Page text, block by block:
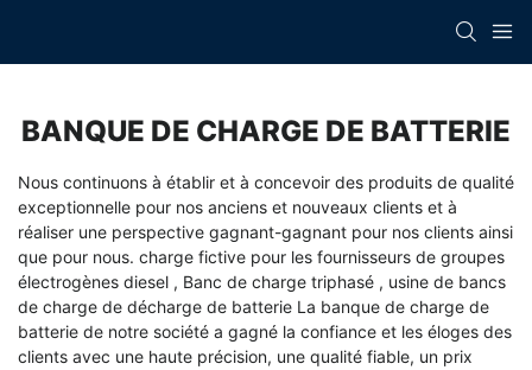
BANQUE DE CHARGE DE BATTERIE
Nous continuons à établir et à concevoir des produits de qualité
exceptionnelle pour nos anciens et nouveaux clients et à
réaliser une perspective gagnant-gagnant pour nos clients ainsi
que pour nous. charge fictive pour les fournisseurs de groupes
électrogènes diesel , Banc de charge triphasé , usine de bancs
de charge de décharge de batterie La banque de charge de
batterie de notre société a gagné la confiance et les éloges des
clients avec une haute précision, une qualité fiable, un prix